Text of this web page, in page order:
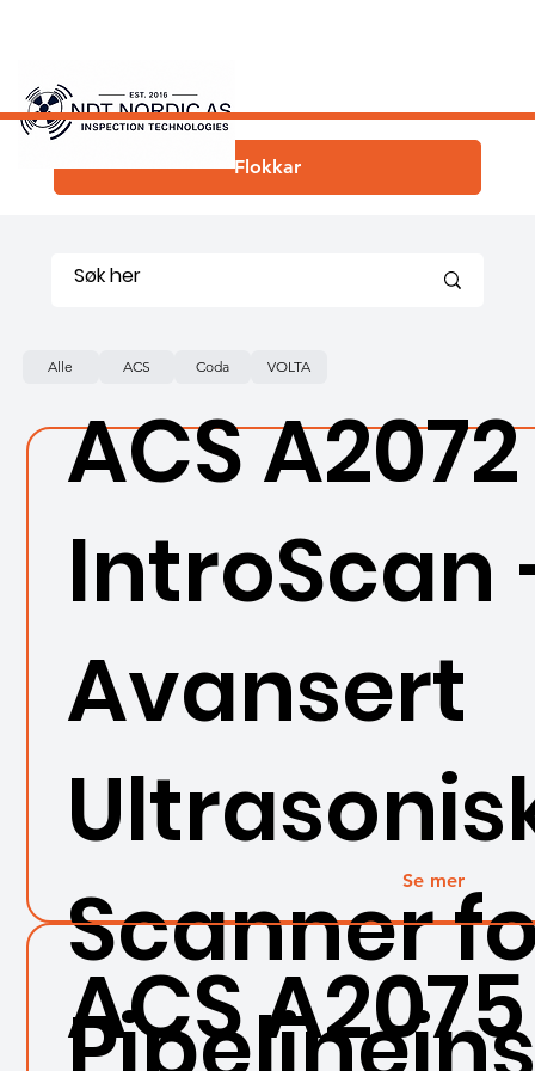
Flokkar
Alle ACS Coda VOLTA
ACS A2072
IntroScan
Avansert
ScannerSe mer
ACS A2075